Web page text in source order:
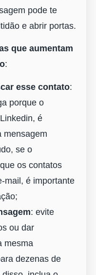
pode te
e abrir portas.
que aumentam
:
esse contato:
porque o
é
mensagem
se o
os contatos
mail, é importante
: evite
ou dar
mesma
dezenas de